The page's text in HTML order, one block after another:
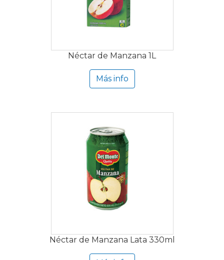
Néctar de Manzana 1L
Más info
Néctar de Manzana Lata 330ml